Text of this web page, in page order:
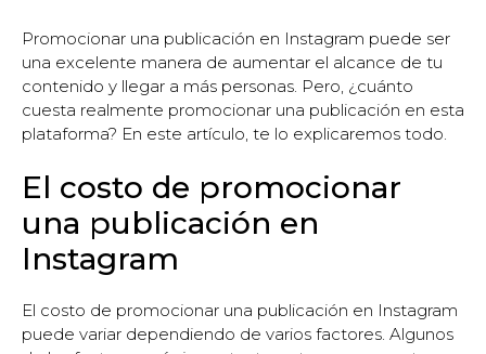
Promocionar una publicación en Instagram puede ser
una excelente manera de aumentar el alcance de tu
contenido y llegar a más personas. Pero, ¿cuánto
cuesta realmente promocionar una publicación en esta
plataforma? En este artículo, te lo explicaremos todo.
El costo de promocionar
una publicación en
Instagram
El costo de promocionar una publicación en Instagram
puede variar dependiendo de varios factores. Algunos